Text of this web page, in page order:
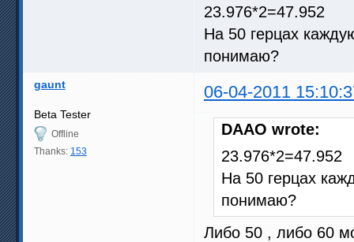
23.976*2=47.952
На 50 герцах
понимаю?
gaunt 06-04-2011
Beta Tester
Offline
Thanks: 153
DAAO wrote:
23.976*2=47.952
На 50 герцах
понимаю?
Либо 50 , либо 60